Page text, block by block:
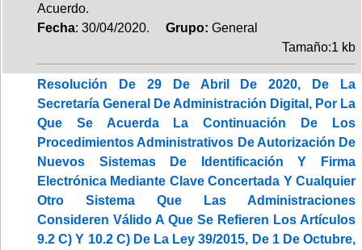
Acuerdo.
Fecha: 30/04/2020. Grupo: General
Tamaño:1 kb
Resolución De 29 De Abril De 2020, De La
Secretaría General De Administración Digital, Por La
Que Se Acuerda La Continuación De Los
Procedimientos Administrativos De Autorización De
Nuevos Sistemas De Identificación Y Firma
Electrónica Mediante Clave Concertada Y Cualquier
Otro Sistema Que Las Administraciones
Consideren Válido A Que Se Refieren Los Artículos
9.2 C) Y 10.2 C) De La Ley 39/2015, De 1 De Octubre,